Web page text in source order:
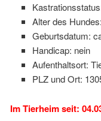
Alter des
Geburtsdatum:
Handicap: nein
Aufenthaltsort:
PLZ und Ort:
Im Tierheim seit: